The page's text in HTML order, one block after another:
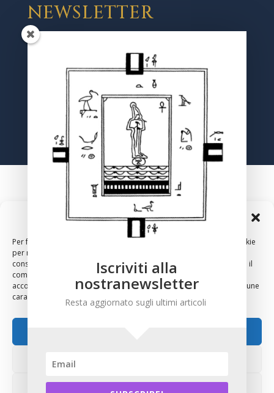
Gestisci Consenso Cookie
Per fornire le migliori esperienze, utilizziamo tecnologie come i cookie
per memorizzare e/o accedere alle informazioni del dispositivo. Il
consenso a queste tecnologie ci permetterà di elaborare dati come il
comportamento di navigazione o ID unici su questo sito. Non
acconsentire o ritirare il consenso può influire negativamente su alcune
caratteristiche e funzioni.
NEWSLETTER
Registrati
2024 – Copyright – Associazione Culturale Anthropos, Via
Sirte 36, 00196 Roma
Iscriviti alla
nostranewsletter
Resta aggiornato sugli ultimi articoli